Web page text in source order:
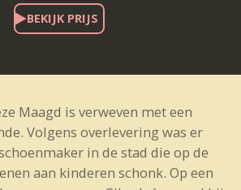
BEKIJK PRIJS
Maagd is verweven met een
Volgens overlevering was er
in de stad die op de
aan kinderen schonk. Op een